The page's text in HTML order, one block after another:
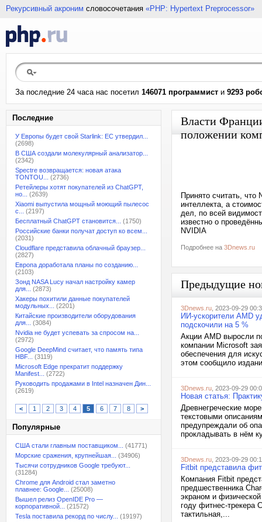
Рекурсивный акроним словосочетания «PHP: Hypertext Preprocessor»
За последние 24 часа нас посетил 146071 программист и 9293
Последние
У Европы будет свой Starlink: ЕС утвердил...
(2698)
В США создали молекулярный анализатор...
(2342)
Spectre возвращается: новая атака
TONTOU...
(2736)
Ретейлеры хотят покупателей из ChatGPT,
но...
(2639)
Xiaomi выпустила мощный моющий пылесос
с...
(2197)
Бесплатный ChatGPT становится...
(1750)
Российские банки получат доступ ко всем...
(2031)
Cloudflare представила облачный браузер...
(2827)
Европа доработала планы по созданию...
(2103)
Зонд NASA Lucy начал настройку камер
для...
(2873)
Хакеры похитили данные покупателей
модульных...
(2201)
Китайские производители оборудования
для...
(3084)
Nvidia не будет успевать за спросом на...
(2972)
Google DeepMind считает, что память типа
HBF...
(3119)
Microsoft Edge прекратит поддержку
Manifest...
(2722)
Руководить продажами в Intel назначен Дин...
(2619)
< 1 2 3 4 5 6 7 8 >
Популярные
США стали главным поставщиком...
(41771)
Морские сражения, крупнейшая...
(34906)
Тысячи сотрудников Google требуют...
(31284)
Chrome для Android стал заметно
плавнее: Google...
(25008)
Вышел релиз OpenIDE Pro —
корпоративной...
(21572)
Tesla поставила рекорд по числу...
(19197)
Власти
положении
Принято считать, что
интеллекта, а
дел, по всей
известно о
NVIDIA
Подробнее на 3Dnews.ru
Предыдущие
3Dnews.ru , 2023-09-29
ИИ-ускорители AMD
подскочили на 5 %
Акции AMD выросли
компании Microsoft
обеспечения для
этом сообщило
3Dnews.ru , 2023-09-29
Новая статья:
Древнегреческие
текстовыми
предупреждали об
прокладывать в нём
3Dnews.ru , 2023-09-29
Fitbit представила
Компания Fitbit
предшественника
экраном и
году фитнес-трекера
тактильная,...